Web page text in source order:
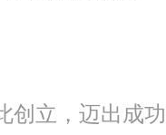
创立，迈出成